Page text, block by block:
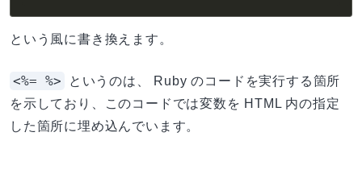
という風に書き換えます。
<%= %>
というのは、 Ruby のコードを実行する箇所
を示しており、このコードでは変数を HTML 内の指定
した箇所に埋め込んでいます。